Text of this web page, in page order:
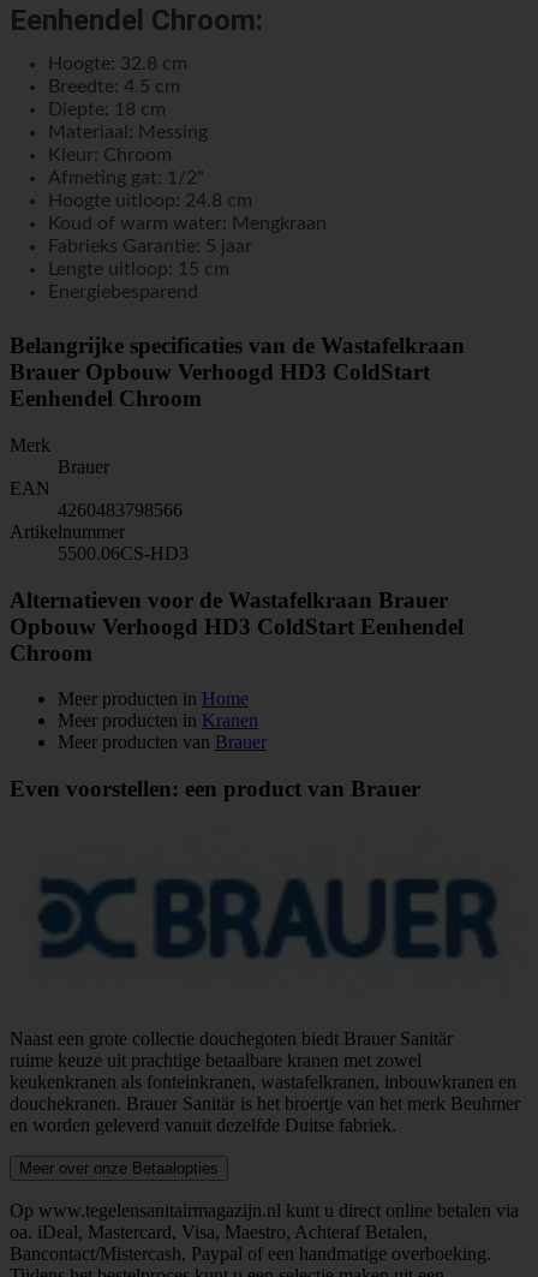
Eenhendel Chroom:
Hoogte: 32.8 cm
Breedte: 4.5 cm
Diepte: 18 cm
Materiaal: Messing
Kleur: Chroom
Afmeting gat: 1/2"
Hoogte uitloop: 24.8 cm
Koud of warm water: Mengkraan
Fabrieks Garantie: 5 jaar
Lengte uitloop: 15 cm
Energiebesparend
Belangrijke specificaties van de Wastafelkraan
Brauer Opbouw Verhoogd HD3 ColdStart
Eenhendel Chroom
Merk
Brauer
EAN
4260483798566
Artikelnummer
5500.06CS-HD3
Alternatieven voor de Wastafelkraan Brauer
Opbouw Verhoogd HD3 ColdStart Eenhendel
Chroom
Meer producten in Home
Meer producten in Kranen
Meer producten van Brauer
Even voorstellen: een product van Brauer
Naast een grote collectie douchegoten biedt Brauer Sanitär
ruime keuze uit prachtige betaalbare kranen met zowel
keukenkranen als fonteinkranen, wastafelkranen, inbouwkranen en
douchekranen. Brauer Sanitär is het broertje van het merk Beuhmer
en worden geleverd vanuit dezelfde Duitse fabriek.
Meer over onze Betaalopties
Op www.tegelensanitairmagazijn.nl kunt u direct online betalen via
oa. iDeal, Mastercard, Visa, Maestro, Achteraf Betalen,
Bancontact/Mistercash, Paypal of een handmatige overboeking.